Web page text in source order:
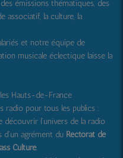
émissions thématiques, des
associatif, la culture, la
et notre équipe de
musicale éclectique laisse la
Hauts-de-France
radio pour tous les publics :
découvrir l'univers de la radio
d'un agrément du Rectorat de
Culture.